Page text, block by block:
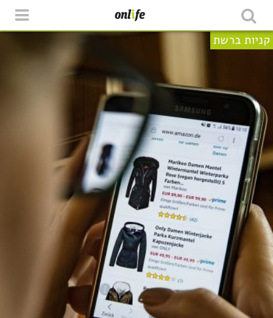
קניות ברשת